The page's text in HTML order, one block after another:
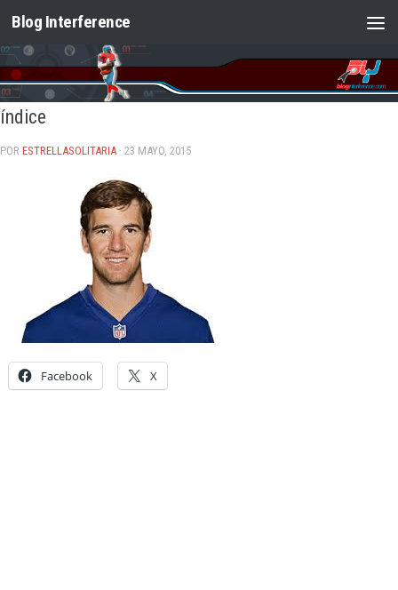
Saltar al contenido
Blog Interference
índice
POR ESTRELLASOLITARIA · 23 MAYO, 2015
Facebook X